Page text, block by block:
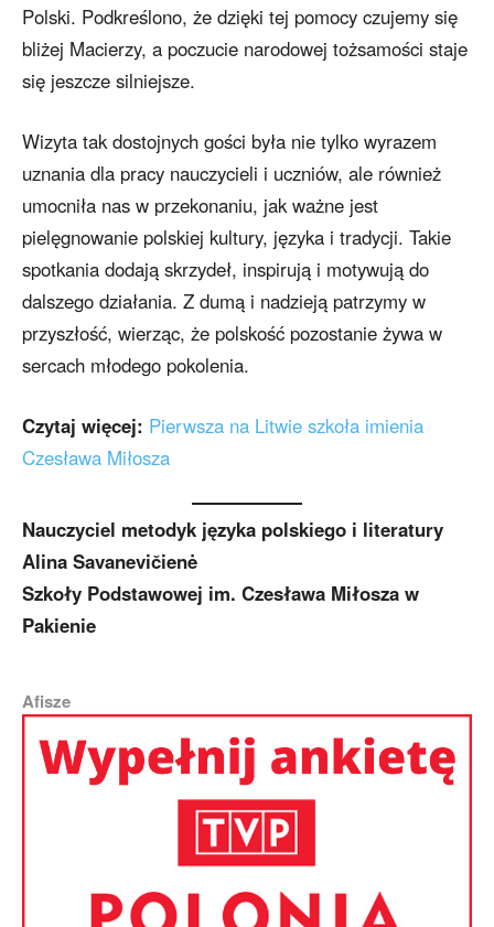
Polski. Podkreślono, że dzięki tej pomocy czujemy się
bliżej Macierzy, a poczucie narodowej tożsamości staje
się jeszcze silniejsze.
Wizyta tak dostojnych gości była nie tylko wyrazem
uznania dla pracy nauczycieli i uczniów, ale również
umocniła nas w przekonaniu, jak ważne jest
pielęgnowanie polskiej kultury, języka i tradycji. Takie
spotkania dodają skrzydeł, inspirują i motywują do
dalszego działania. Z dumą i nadzieją patrzymy w
przyszłość, wierząc, że polskość pozostanie żywa w
sercach młodego pokolenia.
Czytaj więcej: Pierwsza na Litwie szkoła imienia
Czesława Miłosza
Nauczyciel metodyk języka polskiego i literatury
Alina Savanevičienė
Szkoły Podstawowej im. Czesława Miłosza w
Pakienie
Afisze